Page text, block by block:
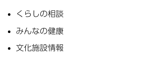
くらしの相談
みんなの健康
文化施設情報